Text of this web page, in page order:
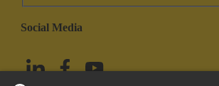
Social Media